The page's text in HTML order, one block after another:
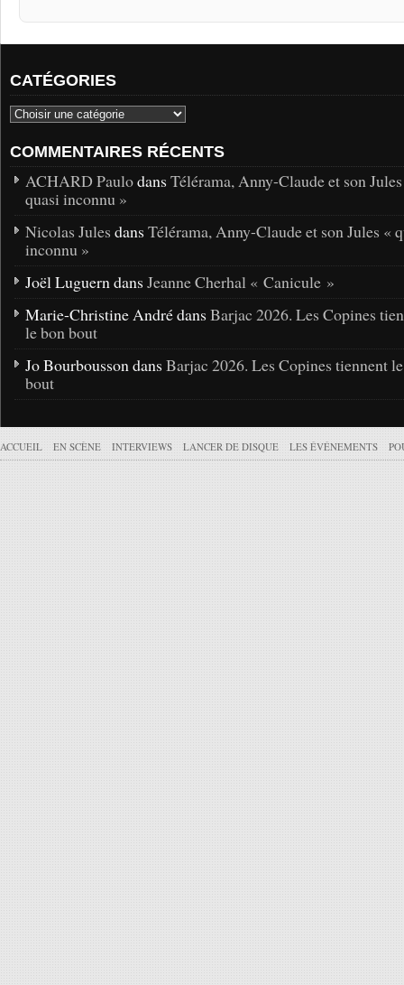
CATÉGORIES
COMMENTAIRES RÉCENTS
ACHARD Paulodans Télérama, Anny-Claude et son
quasi inconnu »
Nicolas Jules dans Télérama, Anny-Claude et son Jules «
inconnu »
Joël Luguern dans Jeanne Cherhal « Canicule »
Marie-Christine André dans Barjac 2026. Les Copines
le bon bout
Jo Bourbousson dans Barjac 2026. Les Copines tiennent
bout
ACCUEIL EN SCÈNE INTERVIEWS LANCER DE DISQUE LES ÉVÉNEMENTS